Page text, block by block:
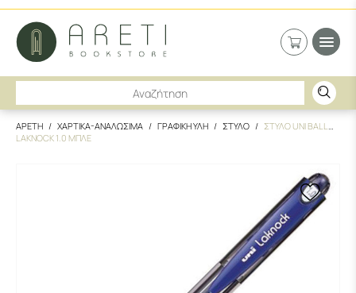
ΑΡΕΤΗ ΧΑΡΤΙΚΑ-ΑΝΑΛΩΣΙΜΑ ΓΡΑΦΙΚΗ ΥΛΗ ΣΤΥΛΟ
ΣΤΥΛΟ UNI BALL
LAKNOCK 1.0 ΜΠΛΕ